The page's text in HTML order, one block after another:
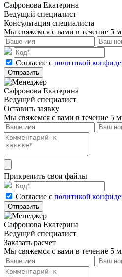
Сафронова Екатерина
Ведущий специалист
Консультация специалиста
Мы свяжемся с вами в течение 5
Cогласие с политикой
Отправить
Сафронова Екатерина
Ведущий специалист
Оставить заявку
Мы свяжемся с вами в течение 5
Прикрепить свои файлы
Cогласие с политикой
Отправить
Сафронова Екатерина
Ведущий специалист
Заказать расчет
Мы свяжемся с вами в течение 5